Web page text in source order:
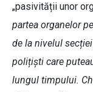
„pasivității unor
partea organelor
de la nivelul
polițiști care
lungul timpului.